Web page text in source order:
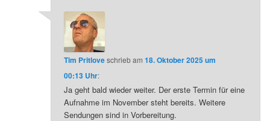
Tim Pritloveschriebam18. Oktober 2025 um
00:13 Uhr:
Ja geht bald wieder weiter. Der erste Termin für eine
Aufnahme im November steht bereits. Weitere
Sendungen sind in Vorbereitung.